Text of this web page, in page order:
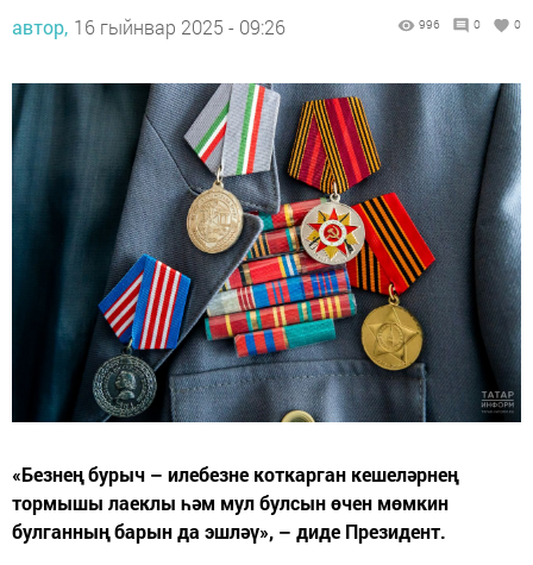
автор, 16 гыйнвар 2025 - 09:26 996 0 0
«Безнең бурыч – илебезне коткарган кешеләрнең
тормышы лаеклы һәм мул булсын өчен мөмкин
булганның барын да эшләү», – диде Президент.